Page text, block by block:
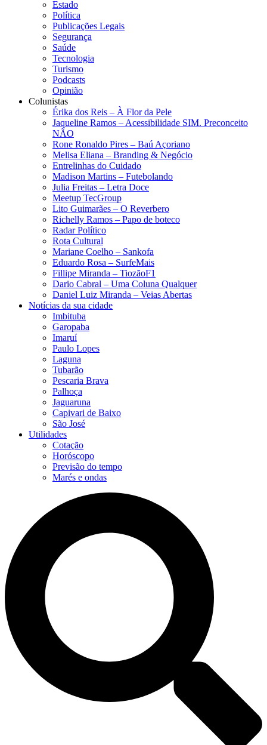
Estado
Política
Publicações Legais
Segurança
Saúde
Tecnologia
Turismo
Podcasts
Opinião
Colunistas
Érika dos Reis​ – À Flor da Pele
Jaqueline Ramos – Acessibilidade SIM. Preconceito
NÃO
Rone Ronaldo Pires – Baú Açoriano
Melisa Eliana – Branding & Negócio
Entrelinhas do Cuidado
Madison Martins – Futebolando
Julia Freitas​ – Letra Doce
Meetup TecGroup
Lito Guimarães – O Reverbero
Richelly Ramos​ – Papo de boteco
Radar Político
Rota Cultural
Mariane Coelho – Sankofa
Eduardo Rosa​ – SurfeMais
Fillipe Miranda – TiozãoF1
Dario Cabral – Uma Coluna Qualquer
Daniel Luiz Miranda – Veias Abertas
Notícias da sua cidade
Imbituba
Garopaba
Imaruí
Paulo Lopes
Laguna
Tubarão
Pescaria Brava
Palhoça
Jaguaruna
Capivari de Baixo
São José
Utilidades
Cotação
Horóscopo
Previsão do tempo
Marés e ondas